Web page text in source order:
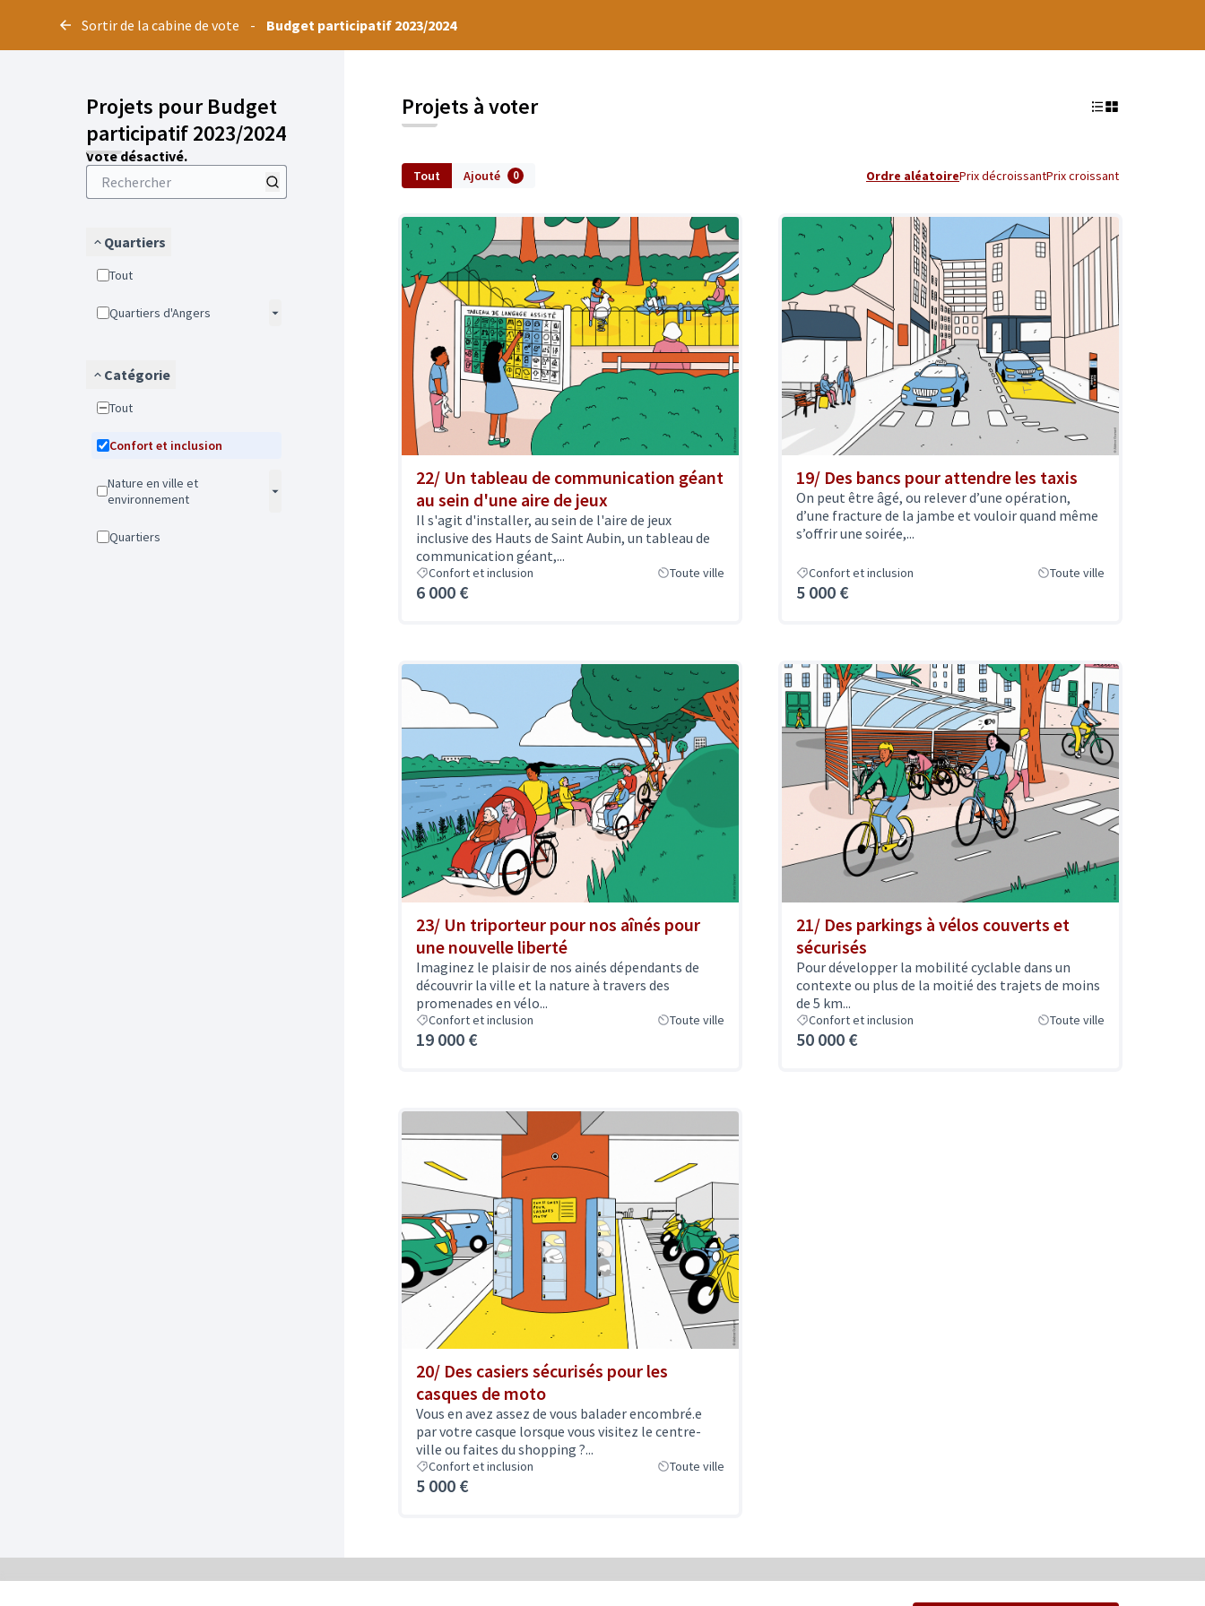
Sortir de la cabine de vote - Budget participatif 2023/2024
Projets pour Budget
participatif 2023/2024
Vote désactivé.
Quartiers
Tout
Quartiers d'Angers
Catégorie
Tout
Confort et inclusion
Nature en ville et
environnement
Quartiers
Projets à voter
Tout Ajouté 0 Ordre aléatoirePrix décroissantPrix croissant
22/ Un tableau de communication géant
au sein d'une aire de jeux
Il s'agit d'installer, au sein de l'aire de jeux
inclusive des Hauts de Saint Aubin, un tableau de
communication géant,...
Confort et inclusion Toute ville
6 000 €
19/ Des bancs pour attendre les taxis
On peut être âgé, ou relever d’une opération,
d’une fracture de la jambe et vouloir quand même
s’offrir une soirée,...
Confort et inclusion Toute ville
5 000 €
23/ Un triporteur pour nos aînés pour
une nouvelle liberté
Imaginez le plaisir de nos ainés dépendants de
découvrir la ville et la nature à travers des
promenades en vélo...
Confort et inclusion Toute ville
19 000 €
21/ Des parkings à vélos couverts et
sécurisés
Pour développer la mobilité cyclable dans un
contexte ou plus de la moitié des trajets de moins
de 5 km...
Confort et inclusion Toute ville
50 000 €
20/ Des casiers sécurisés pour les
casques de moto
Vous en avez assez de vous balader encombré.e
par votre casque lorsque vous visitez le centre-
ville ou faites du shopping ?...
Confort et inclusion Toute ville
5 000 €